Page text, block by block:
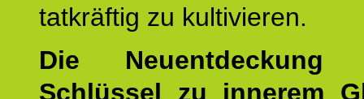
tatkräftig zu kultivieren.
Die
Schlüssel zu innerem